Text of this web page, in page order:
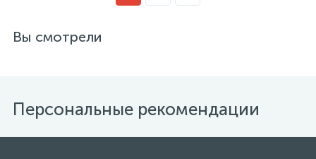
Вы смотрели
Персональные рекомендации